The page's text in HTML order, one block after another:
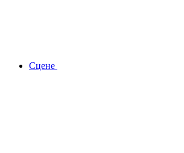
Сцене